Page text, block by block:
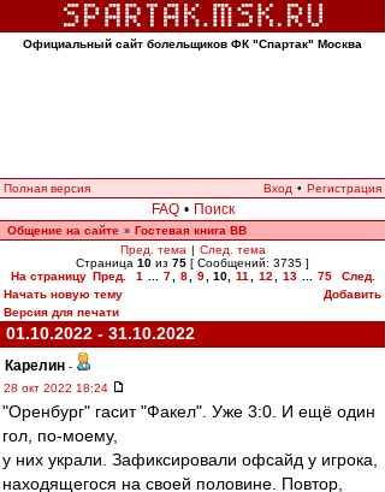
Официальный сайт болельщиков ФК "Спартак" Москва
Полная версия Вход • Регистрация
FAQ • Поиск
Общение на сайте » Гостевая книга ВВ
Пред. тема | След. тема
Страница 10 из 75 [ Сообщений: 3735 ]
На страницу Пред. 1 7 8 9 10, 11 12 13 75
След.
Начать новую тему
Добавить
Версия для печати
01.10.2022 - 31.10.2022
Карелин -
28 окт 2022 18:24
"Оренбург" гасит "Факел". Уже 3:0. И ещё один
гол, по-моему,
у них украли. Зафиксировали офсайд у игрока,
находящегося на своей половине. Повтор,